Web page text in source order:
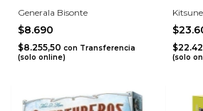
Generala Bisonte
$8.690
$8.255,50 con Transferencia
(solo online)
Kitsune
(solo